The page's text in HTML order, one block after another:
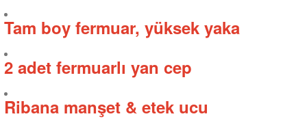
Tam boy fermuar, yüksek yaka
2 adet fermuarlı yan cep
Ribana manşet & etek ucu